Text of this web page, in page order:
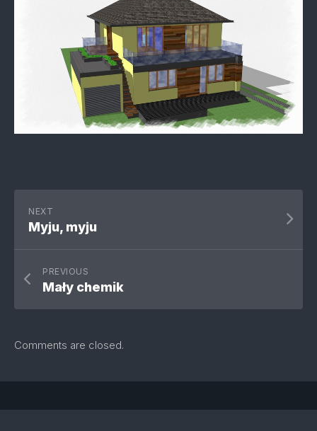
NEXT
Myju, myju
PREVIOUS
Mały chemik
Comments are closed.